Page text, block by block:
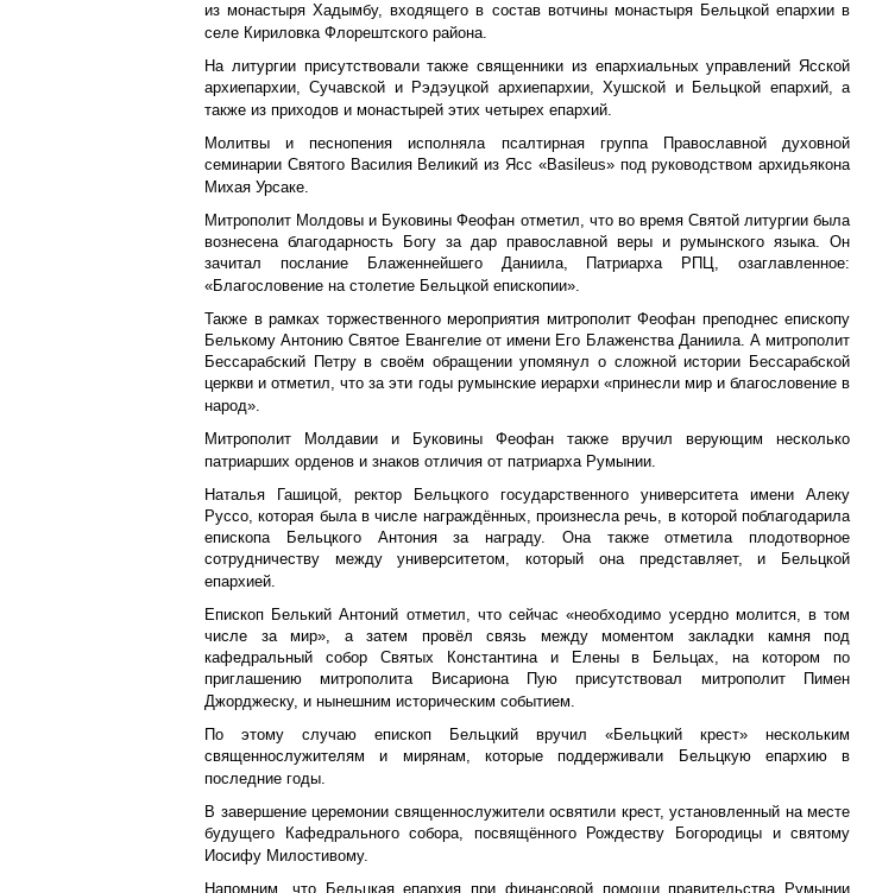
из монастыря Хадымбу, входящего в состав вотчины монастыря Бельцкой епархии в
селе Кириловка Флорештского района.
На литургии присутствовали также священники из епархиальных управлений Ясской
архиепархии, Сучавской и Рэдэуцкой архиепархии, Хушской и Бельцкой епархий, а
также из приходов и монастырей этих четырех епархий.
Молитвы и песнопения исполняла псалтирная группа Православной духовной
семинарии Святого Василия Великий из Ясс «Basileus» под руководством архидьякона
Михая Урсаке.
Митрополит Молдовы и Буковины Феофан отметил, что во время Святой литургии была
вознесена благодарность Богу за дар православной веры и румынского языка. Он
зачитал послание Блаженнейшего Даниила, Патриарха РПЦ, озаглавленное:
«Благословение на столетие Бельцкой епископии».
Также в рамках торжественного мероприятия митрополит Феофан преподнес епископу
Белькому Антонию Святое Евангелие от имени Его Блаженства Даниила. А митрополит
Бессарабский Петру в своём обращении упомянул о сложной истории Бессарабской
церкви и отметил, что за эти годы румынские иерархи «принесли мир и благословение в
народ».
Митрополит Молдавии и Буковины Феофан также вручил верующим несколько
патриарших орденов и знаков отличия от патриарха Румынии.
Наталья Гашицой, ректор Бельцкого государственного университета имени Алеку
Руссо, которая была в числе награждённых, произнесла речь, в которой поблагодарила
епископа Бельцкого Антония за награду. Она также отметила плодотворное
сотрудничеству между университетом, который она представляет, и Бельцкой
епархией.
Епископ Белький Антоний отметил, что сейчас «необходимо усердно молится, в том
числе за мир», а затем провёл связь между моментом закладки камня под
кафедральный собор Святых Константина и Елены в Бельцах, на котором по
приглашению митрополита Висариона Пую присутствовал митрополит Пимен
Джорджеску, и нынешним историческим событием.
По этому случаю епископ Бельцкий вручил «Бельцкий крест» нескольким
священнослужителям и мирянам, которые поддерживали Бельцкую епархию в
последние годы.
В завершение церемонии священнослужители освятили крест, установленный на месте
будущего Кафедрального собора, посвящённого Рождеству Богородицы и святому
Иосифу Милостивому.
Напомним, что Бельцкая епархия при финансовой помощи правительства Румынии